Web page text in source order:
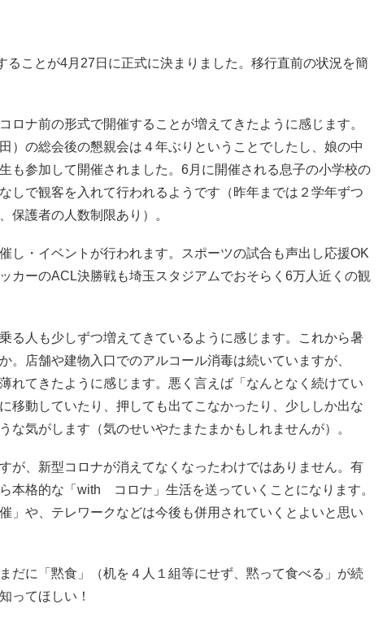
ことが4月27日に正式に決まりました。移行直前の状況を簡
ナ前の形式で開催することが増えてきたように感じます。
）の総会後の懇親会は４年ぶりということでしたし、娘の中
も参加して開催されました。6月に開催される息子の小学校の
しで観客を入れて行われるようです（昨年までは２学年ずつ
保護者の人数制限あり）。
し・イベントが行われます。スポーツの試合も声出し応援OK
カーのACL決勝戦も埼玉スタジアムでおそらく6万人近くの観
る人も少しずつ増えてきているように感じます。これから暑
。店舗や建物入口でのアルコール消毒は続いていますが、
れてきたように感じます。悪く言えば「なんとなく続けてい
移動していたり、押しても出てこなかったり、少ししか出な
な気がします（気のせいやたまたまかもしれませんが）。
が、新型コロナが消えてなくなったわけではありません。有
本格的な「with コロナ」生活を送っていくことになります。
」や、テレワークなどは今後も併用されていくとよいと思い
だに「黙食」（机を４人１組等にせず、黙って食べる」が続
ってほしい！